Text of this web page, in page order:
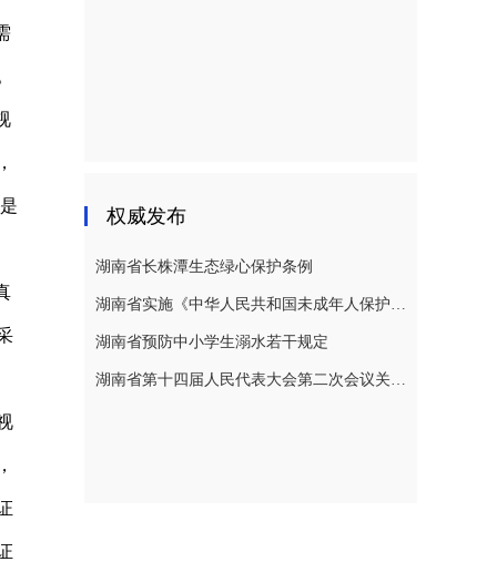
权威发布
湖南省长株潭生态绿心保护条例
湖南省实施《中华人民共和国未成年人保护法》若干规定
湖南省预防中小学生溺水若干规定
湖南省第十四届人民代表大会第二次会议关于湖南省人民代表大会常务委员会工作报告的决议